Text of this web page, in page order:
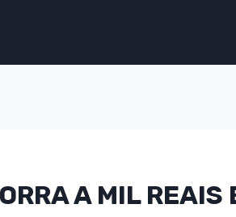
A MIL REAIS